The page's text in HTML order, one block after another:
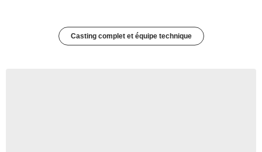
Casting complet et équipe technique